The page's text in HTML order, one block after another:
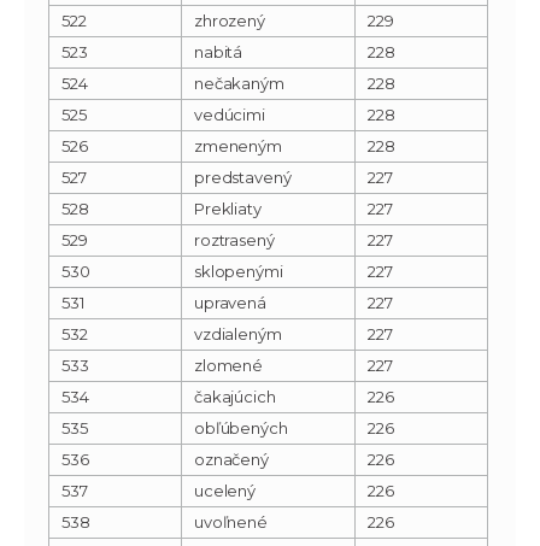
522
zhrozený
229
523
nabitá
228
524
nečakaným
228
525
vedúcimi
228
526
zmeneným
228
527
predstavený
227
528
Prekliaty
227
529
roztrasený
227
530
sklopenými
227
531
upravená
227
532
vzdialeným
227
533
zlomené
227
534
čakajúcich
226
535
obľúbených
226
536
označený
226
537
ucelený
226
538
uvoľnené
226